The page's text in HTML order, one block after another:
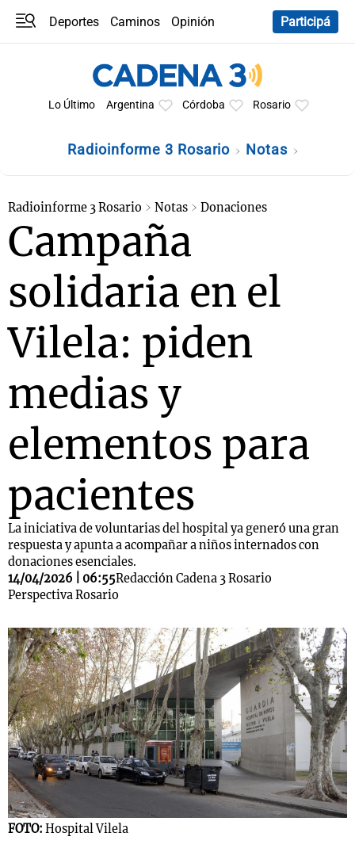
Deportes Caminos
Opinión
Participá
Lo Último Argentina Córdoba Rosario
Radioinforme 3 Rosario Notas
Radioinforme 3 Rosario Notas Donaciones
Campaña
solidaria en el
Vilela: piden
medias y
elementos para
pacientes
La iniciativa de voluntarias del hospital ya generó una gran
respuesta y apunta a acompañar a niños internados con
donaciones esenciales.
14/04/2026 | 06:55Redacción Cadena 3 Rosario
Perspectiva Rosario
FOTO: Hospital Vilela
Mundial 2026
Notas
La Sole en